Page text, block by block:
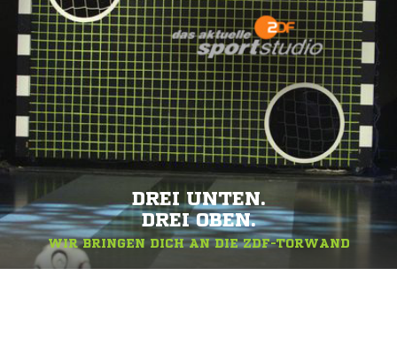
DREI UNTEN.
DREI OBEN.
WIR BRINGEN DICH AN DIE ZDF-TORWAND